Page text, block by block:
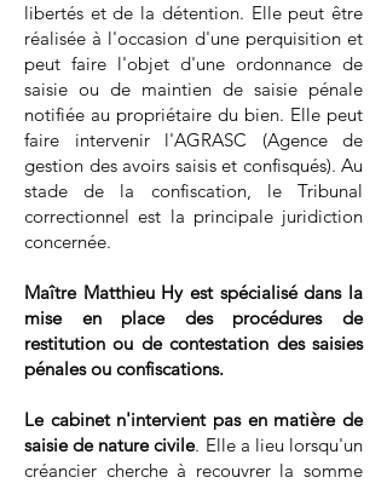
libertés et de la détention. Elle peut être
réalisée à l'occasion d'une perquisition et
peut faire l'objet d'une ordonnance de
saisie ou de maintien de saisie pénale
notifiée au propriétaire du bien. Elle peut
faire intervenir l'AGRASC (Agence de
gestion des avoirs saisis et confisqués). Au
stade de la confiscation, le Tribunal
correctionnel est la principale juridiction
concernée.
Maître Matthieu Hy est spécialisé dans la
mise en place des procédures de
restitution ou de contestation des saisies
pénales ou confiscations.
Le cabinet n'intervient pas en matière de
saisie de nature civile. Elle a lieu lorsqu'un
créancier cherche à recouvrer la somme